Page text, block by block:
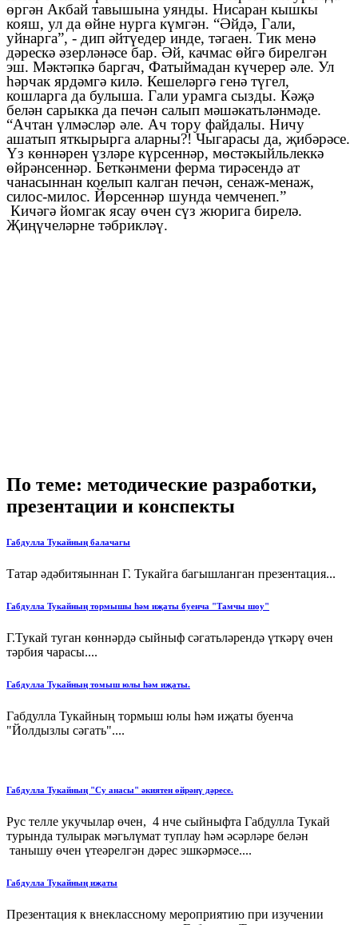
өргән Акбай тавышына уянды. Нисаран кышкы
кояш, ул да өйне нурга күмгән. “Әйдә, Гали,
уйнарга”, - дип әйтүедер инде, тәгаен. Тик менә
дәрескә әзерләнәсе бар. Әй, качмас өйгә бирелгән
эш. Мәктәпкә баргач, Фатыймадан күчерер әле. Ул
һәрчак ярдәмгә килә. Кешеләргә генә түгел,
кошларга да булыша. Гали урамга сызды. Кәҗә
белән сарыкка да печән салып мәшәкатьләнмәде.
“Ачтан үлмәсләр әле. Ач тору файдалы. Ничу
ашатып яткырырга аларны?! Чыгарасы да, җибәрәсе.
Үз көннәрен үзләре күрсеннәр, мөстәкыйльлеккә
өйрәнсеннәр. Беткәнмени ферма тирәсендә ат
чанасыннан коелып калган печән, сенаж-менаж,
силос-милос. Йөрсеннәр шунда чемченеп.”
Кичәгә йомгак ясау өчен сүз жюрига бирелә.
Җиңүчеләрне тәбрикләү.
По теме: методические разработки,
презентации и конспекты
Габдулла Тукайның балачагы
Татар әдәбитяыннан Г. Тукайга багышланган презентация...
Габдулла Тукайның тормышы һәм иҗаты буенча "Тамчы шоу"
Г.Тукай туган көннәрдә сыйныф сәгатьләрендә үткәрү өчен
тәрбия чарасы....
Габдулла Тукайның томыш юлы һәм иҗаты.
Габдулла Тукайның тормыш юлы һәм иҗаты буенча
"Йолдызлы сәгать"....
Габдулла Тукайның "Су анасы" әкиятен өйрәнү дәресе.
Рус телле укучылар өчен, 4 нче сыйныфта Габдулла Тукай
турында тулырак мәгьлүмат туплау һәм әсәрләре белән
танышу өчен үтеәрелгән дәрес эшкәрмәсе....
Габдулла Тукайның иҗаты
Презентация к внеклассному мероприятию при изучении